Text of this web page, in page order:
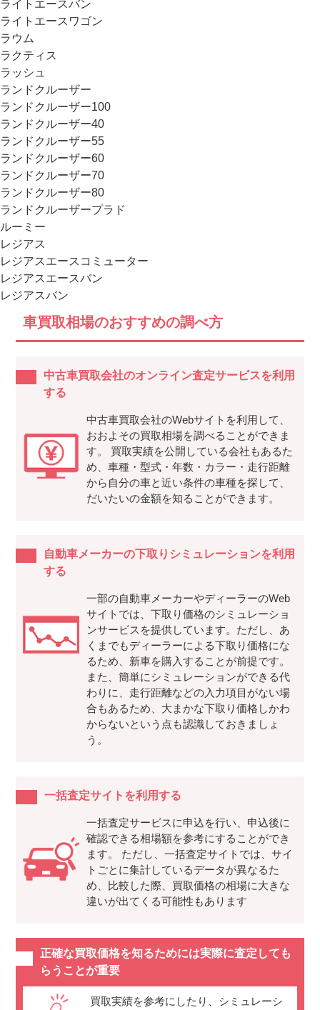
ライトエースバン
ライトエースワゴン
ラウム
ラクティス
ラッシュ
ランドクルーザー
ランドクルーザー100
ランドクルーザー40
ランドクルーザー55
ランドクルーザー60
ランドクルーザー70
ランドクルーザー80
ランドクルーザープラド
ルーミー
レジアス
レジアスエースコミューター
レジアスエースバン
レジアスバン
車買取相場のおすすめの調べ方
中古車買取会社のオンライン査定サービスを利用
する
中古車買取会社のWebサイトを利用して、
おおよその買取相場を調べることができま
す。 買取実績を公開している会社もあるた
め、車種・型式・年数・カラー・走行距離
から自分の車と近い条件の車種を探して、
だいたいの金額を知ることができます。
自動車メーカーの下取りシミュレーションを利用
する
一部の自動車メーカーやディーラーのWeb
サイトでは、下取り価格のシミュレーショ
ンサービスを提供しています。ただし、あ
くまでもディーラーによる下取り価格にな
るため、新車を購入することが前提です。
また、簡単にシミュレーションができる代
わりに、走行距離などの入力項目がない場
合もあるため、大まかな下取り価格しかわ
からないという点も認識しておきましょ
う。
一括査定サイトを利用する
一括査定サービスに申込を行い、申込後に
確認できる相場額を参考にすることができ
ます。 ただし、一括査定サイトでは、サイ
トごとに集計しているデータが異なるた
め、比較した際、買取価格の相場に大きな
違いが出てくる可能性もあります
正確な買取価格を知るためには実際に査定しても
らうことが重要
買取実績を参考にしたり、シミュレーシ